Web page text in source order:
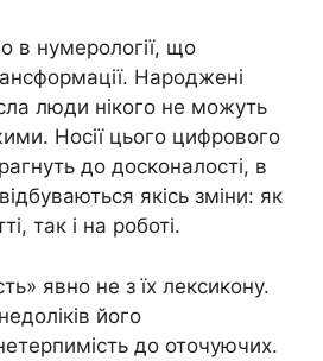
в нумерології, що
Народжені
люди нікого не можуть
Носії цього цифрового
до досконалості, в
якісь зміни: як
так і на роботі.
явно не з їх лексикону.
його
до оточуючих.